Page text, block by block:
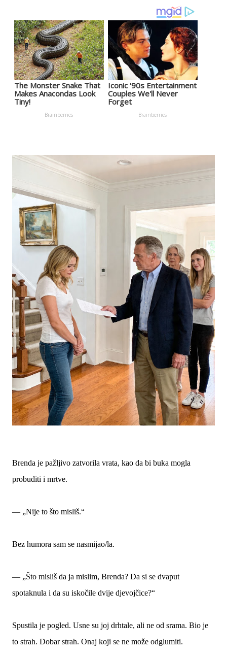
The Monster Snake That
Makes Anacondas Look
Tiny!
Brainberries
Iconic '90s Entertainment
Couples We'll Never
Forget
Brainberries
Brenda je pažljivo zatvorila vrata, kao da bi buka mogla
probuditi i mrtve.
— „Nije to što misliš.“
Bez humora sam se nasmijao/la.
— „Što misliš da ja mislim, Brenda? Da si se dvaput
spotaknula i da su iskočile dvije djevojčice?“
Spustila je pogled. Usne su joj drhtale, ali ne od srama. Bio je
to strah. Dobar strah. Onaj koji se ne može odglumiti.